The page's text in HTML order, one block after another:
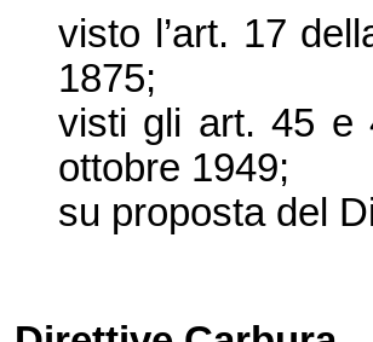
visto l’art. 17
1875;
visti gli art. 45 e
ottobre 1949;
su propostadel